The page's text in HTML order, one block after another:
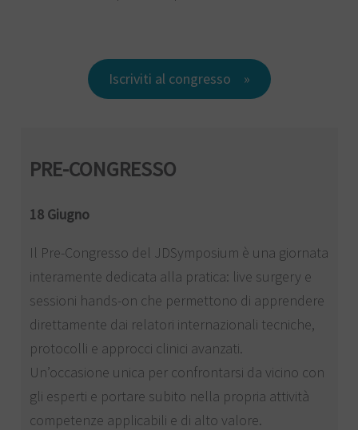
Iscriviti al congresso
PRE-CONGRESSO
18 Giugno
Il Pre-Congresso del JDSymposium è una giornata
interamente dedicata alla pratica: live surgery e
sessioni hands-on che permettono di apprendere
direttamente dai relatori internazionali tecniche,
protocolli e approcci clinici avanzati.
Un’occasione unica per confrontarsi da vicino con
gli esperti e portare subito nella propria attività
competenze applicabili e di alto valore.